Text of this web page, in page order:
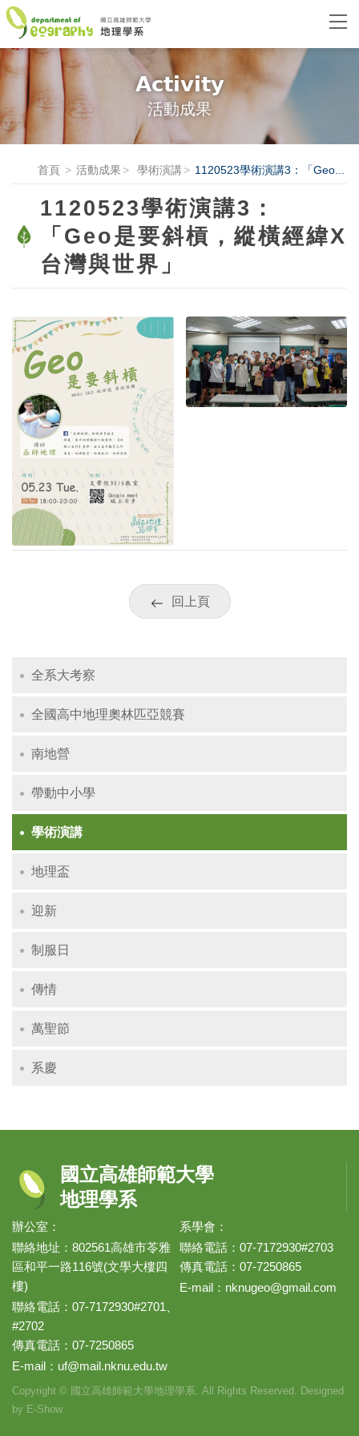
Activity
活動成果
首頁 活動成果 學術演講 1120523學術演講3：「Geo...
1120523學術演講3：
「Geo是要斜槓，縱橫經緯X
台灣與世界」
回上頁
全系大考察
全國高中地理奧林匹亞競賽
南地營
帶動中小學
學術演講
地理盃
迎新
制服日
傳情
萬聖節
系慶
國立高雄師範大學
地理學系
辦公室：
聯絡地址：802561高雄市苓雅
區和平一路116號(文學大樓四
樓)
聯絡電話：07-7172930#2701、
#2702
傳真電話：07-7250865
E-mail： uf@mail.nknu.edu.tw
系學會：
聯絡電話：07-7172930#2703
傳真電話：07-7250865
E-mail： nknugeo@gmail.com
Copyright © 國立高雄師範大學地理學系. All Rights Reserved. Designed
by E-Show